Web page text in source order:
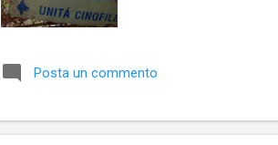
Posta un commento